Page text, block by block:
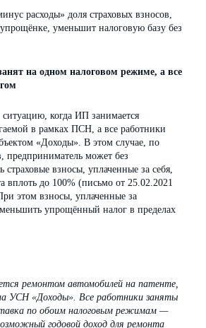
расходы» доля страховых взносов,
упрощёнке, уменьшит налоговую базу без
на одном налоговом режиме, а все
когда ИП занимается
в рамках ПСН, а все работники
«Доходы». В этом случае, по
может без
страховые взносы, уплаченные за себя,
вплоть до 100% (письмо от 25.02.2021
этом взносы, уплаченные за
упрощённый налог в пределах
ремонтом автомобилей на патенте,
на УСН «Доходы». Все работники заняты
по обоим налоговым режимам —
годовой доход для ремонта